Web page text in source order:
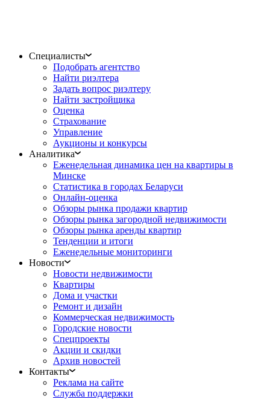
Специалисты
Подобрать агентство
Найти риэлтера
Задать вопрос риэлтеру
Найти застройщика
Оценка
Страхование
Управление
Аукционы и конкурсы
Аналитика
Еженедельная динамика цен на квартиры в
Минске
Статистика в городах Беларуси
Онлайн-оценка
Обзоры рынка продажи квартир
Обзоры рынка загородной недвижимости
Обзоры рынка аренды квартир
Тенденции и итоги
Еженедельные мониторинги
Новости
Новости недвижимости
Квартиры
Дома и участки
Ремонт и дизайн
Коммерческая недвижимость
Городские новости
Спецпроекты
Акции и скидки
Архив новостей
Контакты
Реклама на сайте
Служба поддержки